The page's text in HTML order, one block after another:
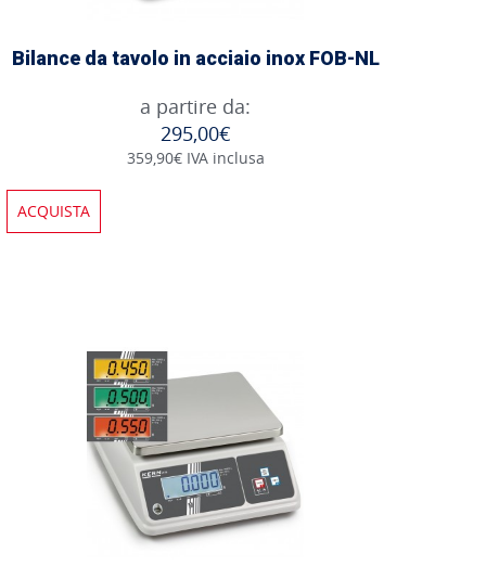
Bilance da tavolo in acciaio inox FOB-NL
a partire da:
295,00€
359,90€ IVA inclusa
ACQUISTA